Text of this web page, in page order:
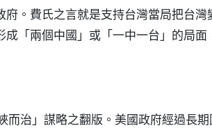
。費氏之言就是支持台灣當局把台灣
「兩個中國」或「一中一台」的局面
而治」謀略之翻版。美國政府經過長